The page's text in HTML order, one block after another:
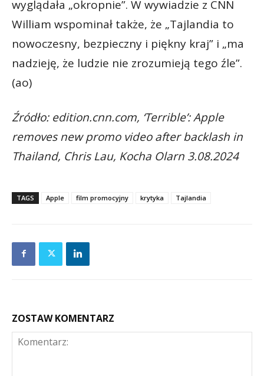
wyglądała „okropnie”. W wywiadzie z CNN
William wspominał także, że „Tajlandia to
nowoczesny, bezpieczny i piękny kraj” i „ma
nadzieję, że ludzie nie zrozumieją tego źle”.
(ao)
Źródło: edition.cnn.com, ‘Terrible’: Apple
removes new promo video after backlash in
Thailand, Chris Lau, Kocha Olarn 3.08.2024
TAGS Apple film promocyjny krytyka Tajlandia
ZOSTAW KOMENTARZ